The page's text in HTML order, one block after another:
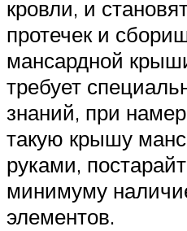
кровли, и
протечек и
мансардной
требует
знаний, при
такую крышу
руками,
минимуму
элементов.